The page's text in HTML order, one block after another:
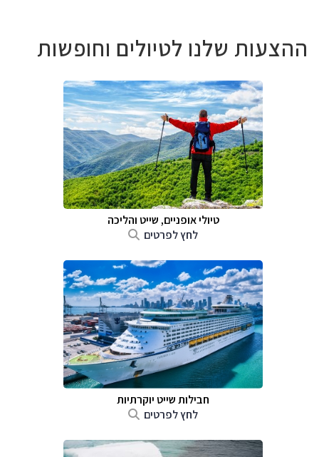
ההצעות שלנו לטיולים וחופשות
טיולי אופניים, שייט והליכה
לחץ לפרטים
חבילות שייט יוקרתיות
לחץ לפרטים